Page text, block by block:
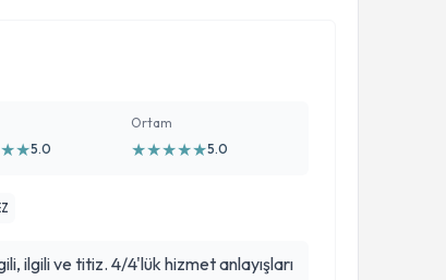
★★5.0
Ortam
★★★★★5.0
ilgili ve titiz. 4/4'lük hizmet anlayışları